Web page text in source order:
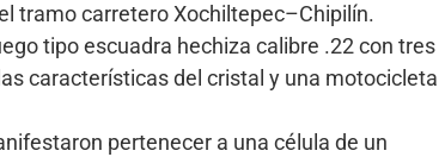
tramo carretero Xochiltepec–Chipilín.
tipo escuadra hechiza calibre .22 con tres
características del cristal y una motocicleta
pertenecer a una célula de un